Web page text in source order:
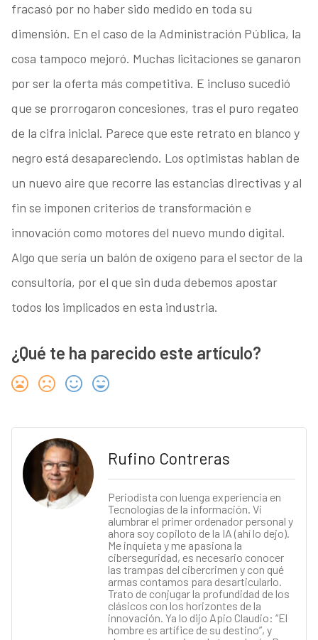
fracasó por no haber sido medido en toda su
dimensión. En el caso de la Administración Pública, la
cosa tampoco mejoró. Muchas licitaciones se ganaron
por ser la oferta más competitiva. E incluso sucedió
que se prorrogaron concesiones, tras el puro regateo
de la cifra inicial. Parece que este retrato en blanco y
negro está desapareciendo. Los optimistas hablan de
un nuevo aire que recorre las estancias directivas y al
fin se imponen criterios de transformación e
innovación como motores del nuevo mundo digital.
Algo que sería un balón de oxígeno para el sector de la
consultoría, por el que sin duda debemos apostar
todos los implicados en esta industria.
¿Qué te ha parecido este artículo?
Rufino Contreras
Periodista con luenga experiencia en
Tecnologías de la información. Vi
alumbrar el primer ordenador personal y
ahora soy copiloto de la IA (ahí lo dejo).
Me inquieta y me apasiona la
ciberseguridad, es necesario conocer
las trampas del cibercrimen y con qué
armas contamos para desarticularlo.
Trato de conjugar la profundidad de los
clásicos con los horizontes de la
innovación. Ya lo dijo Apio Claudio: “El
hombre es artífice de su destino”, y